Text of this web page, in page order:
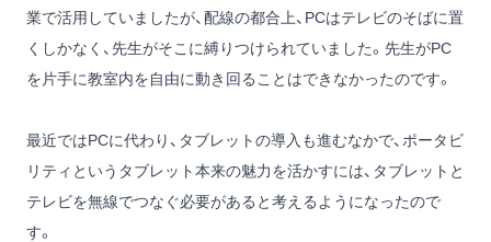
業で活用していましたが、配線の都合上、PCはテレビのそばに置
くしかなく、先生がそこに縛りつけられていました。先生がPC
を片手に教室内を自由に動き回ることはできなかったのです。
最近ではPCに代わり、タブレットの導入も進むなかで、ポータビ
リティというタブレット本来の魅力を活かすには、タブレットと
テレビを無線でつなぐ必要があると考えるようになったので
す。